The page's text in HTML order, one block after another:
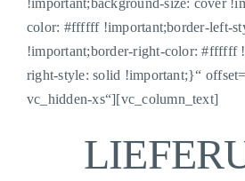
color: #ffffff !important;border-left-
!important;border-right-color: #ffffff
right-style: solid !important;}“
vc_hidden-xs“][vc_column_text]